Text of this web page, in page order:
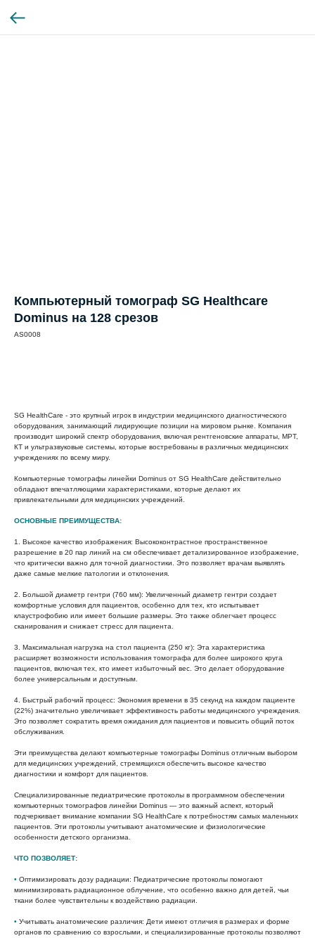
Компьютерный томограф SG Healthcare
Dominus на 128 срезов
AS0008
SG HealthCare - это крупный игрок в индустрии медицинского диагностического
оборудования, занимающий лидирующие позиции на мировом рынке. Компания
производит широкий спектр оборудования, включая рентгеновские аппараты, МРТ,
КТ и ультразвуковые системы, которые востребованы в различных медицинских
учреждениях по всему миру.
Компьютерные томографы линейки Dominus от SG HealthCare действительно
обладают впечатляющими характеристиками, которые делают их
привлекательными для медицинских учреждений.
ОСНОВНЫЕ ПРЕИМУЩЕСТВА:
1. Высокое качество изображения: Высококонтрастное пространственное
разрешение в 20 пар линий на см обеспечивает детализированное изображение,
что критически важно для точной диагностики. Это позволяет врачам выявлять
даже самые мелкие патологии и отклонения.
2. Большой диаметр гентри (760 мм): Увеличенный диаметр гентри создает
комфортные условия для пациентов, особенно для тех, кто испытывает
клаустрофобию или имеет большие размеры. Это также облегчает процесс
сканирования и снижает стресс для пациента.
3. Максимальная нагрузка на стол пациента (250 кг): Эта характеристика
расширяет возможности использования томографа для более широкого круга
пациентов, включая тех, кто имеет избыточный вес. Это делает оборудование
более универсальным и доступным.
4. Быстрый рабочий процесс: Экономия времени в 35 секунд на каждом пациенте
(22%) значительно увеличивает эффективность работы медицинского учреждения.
Это позволяет сократить время ожидания для пациентов и повысить общий поток
обслуживания.
Эти преимущества делают компьютерные томографы Dominus отличным выбором
для медицинских учреждений, стремящихся обеспечить высокое качество
диагностики и комфорт для пациентов.
Специализированные педиатрические протоколы в программном обеспечении
компьютерных томографов линейки Dominus — это важный аспект, который
подчеркивает внимание компании SG HealthCare к потребностям самых маленьких
пациентов. Эти протоколы учитывают анатомические и физиологические
особенности детского организма.
ЧТО ПОЗВОЛЯЕТ:
• Оптимизировать дозу радиации: Педиатрические протоколы помогают
минимизировать радиационное облучение, что особенно важно для детей, чьи
ткани более чувствительны к воздействию радиации.
• Учитывать анатомические различия: Дети имеют отличия в размерах и форме
органов по сравнению со взрослыми, и специализированные протоколы позволяют